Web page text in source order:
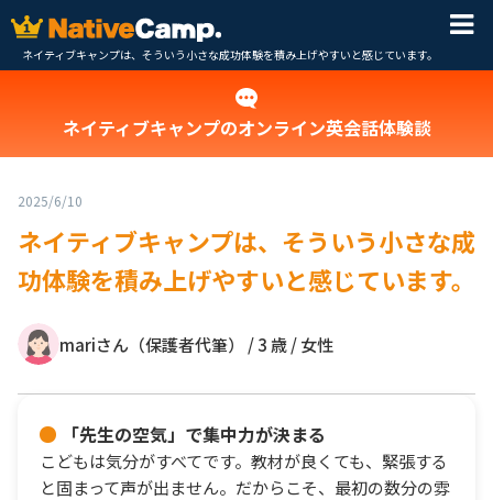
ネイティブキャンプは、そういう小さな成功体験を積み上げやすいと感じています。
ネイティブキャンプのオンライン英会話体験談
2025/6/10
ネイティブキャンプは、そういう小さな成
功体験を積み上げやすいと感じています。
mariさん（保護者代筆） / 3 歳 / 女性
「先生の空気」で集中力が決まる
こどもは気分がすべてです。教材が良くても、緊張する
と固まって声が出ません。だからこそ、最初の数分の雰